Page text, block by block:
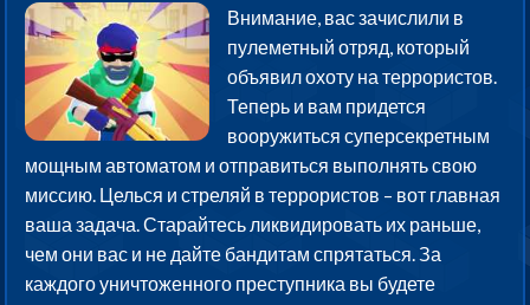
Внимание, вас зачислили в
пулеметный отряд, который
объявил охоту на террористов.
Теперь и вам придется
вооружиться суперсекретным
мощным автоматом и отправиться выполнять свою
миссию. Целься и стреляй в террористов – вот главная
ваша задача. Старайтесь ликвидировать их раньше,
чем они вас и не дайте бандитам спрятаться. За
каждого уничтоженного преступника вы будете